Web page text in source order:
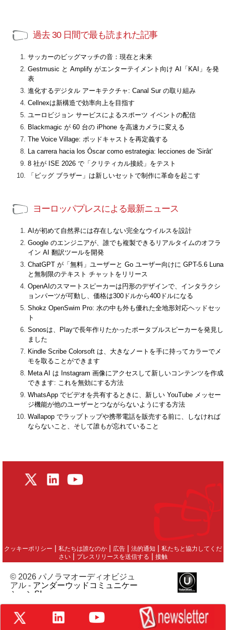
過去 30 日間で最も読まれた記事
サッカーのビッグマッチの音：現在と未来
Gestmusic と Amplify がエンターテイメント向け AI「KAI」を発
表
進化するデジタル アーキテクチャ: Canal Sur の取り組み
Cellnexは新構造で効率向上を目指す
ユーロビジョン サービスによるスポーツ イベントの配信
Blackmagic が 60 台の iPhone を高速カメラに変える
The Voice Village: ポッドキャストを再定義する
La carrera hacia los Óscar como estrategia: lecciones de 'Sirât'
8 社が ISE 2026 で「クリティカル接続」をテスト
「ビッグ ブラザー」は新しいセットで制作に革命を起こす
ヨーロッパプレスによる最新ニュース
AIが初めて自然界には存在しない完全なウイルスを設計
Google のエンジニアが、誰でも複製できるリアルタイムのオフラ
イン AI 翻訳ツールを開発
ChatGPT が「無料」ユーザーと Go ユーザー向けに GPT-5.6 Luna
と無制限のテキスト チャットをリリース
OpenAIのスマートスピーカーは円形のデザインで、インタラクシ
ョンパーツが可動し、価格は300ドルから400ドルになる
Shokz OpenSwim Pro: 水の中も外も優れた全地形対応ヘッドセッ
ト
Sonosは、Playで長年作りたかったポータブルスピーカーを発見し
ました
Kindle Scribe Colorsoft は、大きなノートを手に持ってカラーでメ
モを取ることができます
Meta AI は Instagram 画像にアクセスして新しいコンテンツを作成
できます: これを無効にする方法
WhatsApp でビデオを共有するときに、新しい YouTube メッセー
ジ機能が他のユーザーとつながらないようにする方法
Wallapop でラップトップや携帯電話を販売する前に、しなければ
ならないこと、そして誰もが忘れていること
クッキーポリシー | 私たちは誰なのか | 広告 | 法的通知 | 私たちと協力してくだ
さい | プレスリリースを送信する | 接触
© 2026 パノラマオーディオビジュ
アル - アンダーウッドコミュニケー
ションSL